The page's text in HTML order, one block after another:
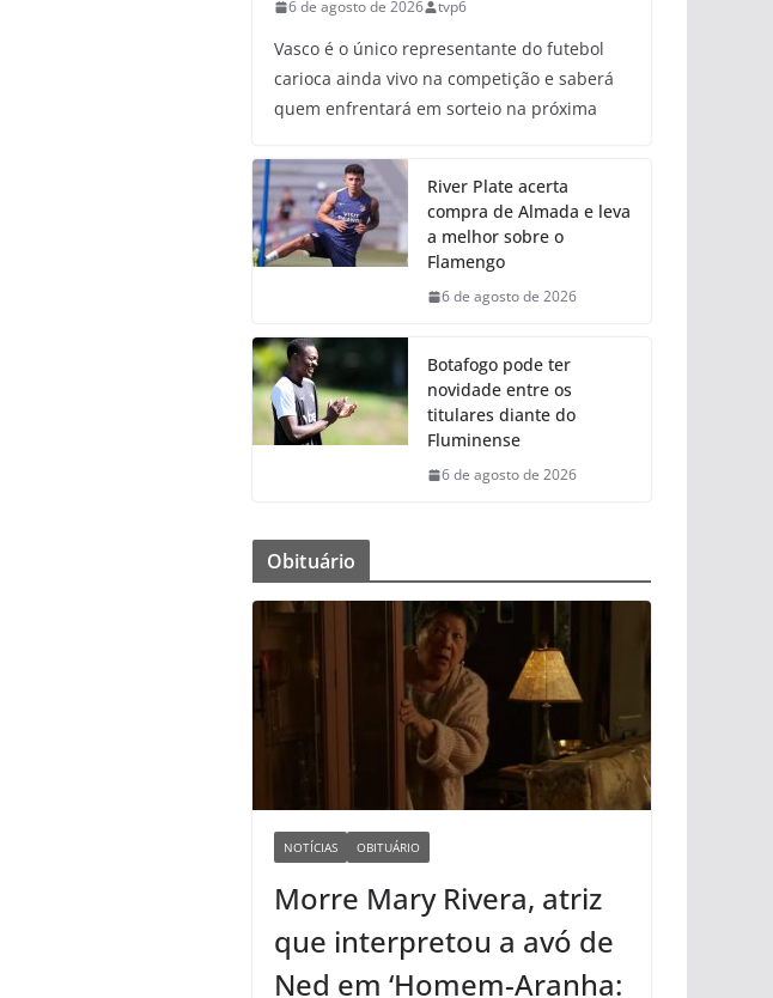
6 de agosto de 2026 tvp6
Vasco é o único representante do futebol
carioca ainda vivo na competição e saberá
quem enfrentará em sorteio na próxima
River Plate acerta
compra de Almada e leva
a melhor sobre o
Flamengo
6 de agosto de 2026
Botafogo pode ter
novidade entre os
titulares diante do
Fluminense
6 de agosto de 2026
Obituário
NOTÍCIAS OBITUÁRIO
Morre Mary Rivera, atriz
que interpretou a avó de
Ned em ‘Homem-Aranha: